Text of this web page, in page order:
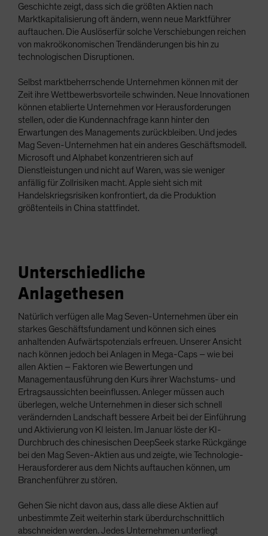
Geschichte zeigt, dass sich die größten Aktien nach
Marktkapitalisierung oft ändern, wenn neue Marktführer
auftauchen. Die Auslöserfür solche Verschiebungen reichen
von makroökonomischen Trendänderungen bis hin zu
technologischen Disruptionen.
Selbst marktbeherrschende Unternehmen können mit der
Zeit ihre Wettbewerbsvorteile schwinden. Neue Innovationen
können etablierte Unternehmen vor Herausforderungen
stellen, oder die Kundennachfrage kann hinter den
Erwartungen des Managements zurückbleiben. Und jedes
Mag Seven-Unternehmen hat ein anderes Geschäftsmodell.
Microsoft und Alphabet konzentrieren sich auf
Dienstleistungen und nicht auf Waren, was sie weniger
anfällig für Zollrisiken macht. Apple sieht sich mit
Handelskriegsrisiken konfrontiert, da die Produktion
größtenteils in China stattfindet.
Unterschiedliche
Anlagethesen
Natürlich verfügen alle Mag Seven-Unternehmen über ein
starkes Geschäftsfundament und können sich eines
anhaltenden Aufwärtspotenzials erfreuen. Unserer Ansicht
nach können jedoch bei Anlagen in Mega-Caps – wie bei
allen Aktien – Faktoren wie Bewertungen und
Managementausführung den Kurs ihrer Wachstums- und
Ertragsaussichten beeinflussen. Anleger müssen auch
überlegen, welche Unternehmen in dieser sich schnell
verändernden Landschaft bessere Arbeit bei der Einführung
und Aktivierung von KI leisten. Im Januar löste der KI-
Durchbruch des chinesischen DeepSeek starke Rückgänge
bei den Mag Seven-Aktien aus und zeigte, wie Technologie-
Herausforderer aus dem Nichts auftauchen können, um
Branchenführer zu stören.
Gehen Sie nicht davon aus, dass alle diese Aktien auf
unbestimmte Zeit weiterhin stark überdurchschnittlich
abschneiden werden. Jedes Unternehmen unterliegt